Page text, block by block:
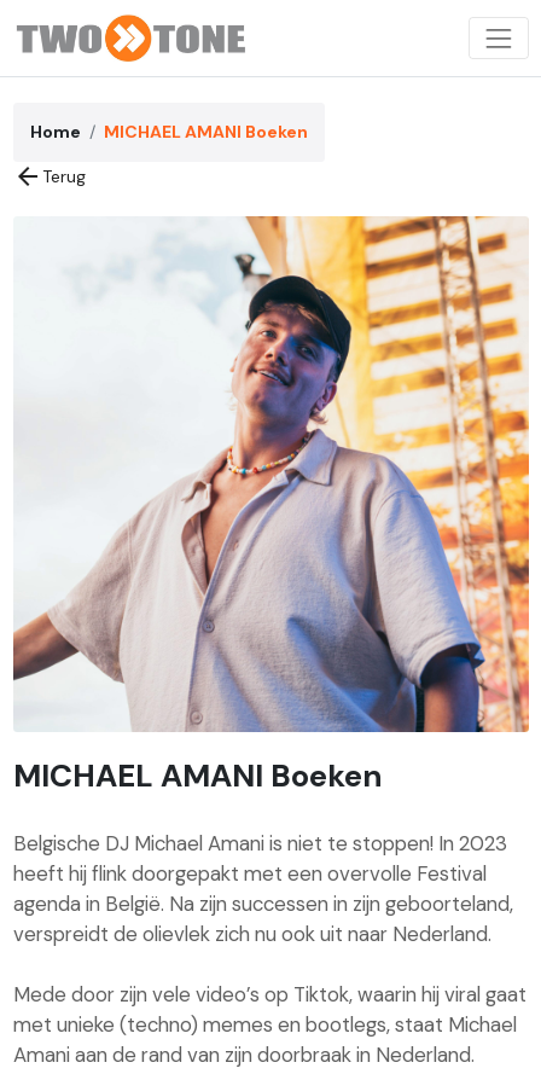
Home MICHAEL AMANI Boeken
arrow_back Terug
MICHAEL AMANI Boeken
Belgische DJ Michael Amani is niet te stoppen! In 2023
heeft hij flink doorgepakt met een overvolle Festival
agenda in België. Na zijn successen in zijn geboorteland,
verspreidt de olievlek zich nu ook uit naar Nederland.
Mede door zijn vele video’s op Tiktok, waarin hij viral gaat
met unieke (techno) memes en bootlegs, staat Michael
Amani aan de rand van zijn doorbraak in Nederland.